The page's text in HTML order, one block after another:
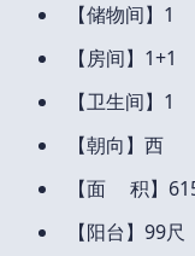
【储物间】1
【房间】1+1
【卫生间】1
【朝向】西
【面 积】
【阳台】99尺